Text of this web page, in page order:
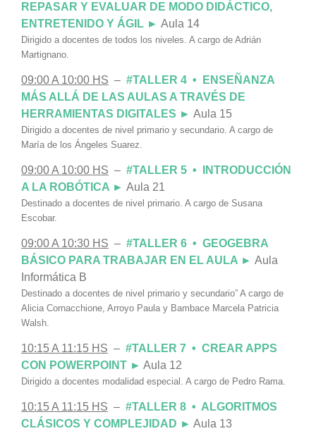
REPASAR Y EVALUAR DE MODO DIDÁCTICO,
ENTRETENIDO Y ÁGIL ► Aula 14
Dirigido a docentes de todos los niveles. A cargo de Adrián
Martignano.
09:00 A 10:00 HS – #TALLER 4 • ENSEÑANZA
MÁS ALLÁ DE LAS AULAS A TRAVÉS DE
HERRAMIENTAS DIGITALES ► Aula 15
Dirigido a docentes de nivel primario y secundario. A cargo de
María de los Ángeles Suarez.
09:00 A 10:00 HS – #TALLER 5 • INTRODUCCIÓN
A LA ROBÓTICA ► Aula 21
Destinado a docentes de nivel primario. A cargo de Susana
Escobar.
09:00 A 10:30 HS – #TALLER 6 • GEOGEBRA
BÁSICO PARA TRABAJAR EN EL AULA ► Aula
Informática B
Destinado a docentes de nivel primario y secundario” A cargo de
Alicia Cornacchione, Arroyo Paula y Bambace MarcelaPatricia
Walsh.
10:15 A 11:15 HS – #TALLER 7 • CREAR APPS
CON POWERPOINT ► Aula 12
Dirigido a docentes modalidad especial. A cargo de Pedro Rama.
10:15 A 11:15 HS – #TALLER 8 • ALGORITMOS
CLÁSICOS Y COMPLEJIDAD ► Aula 13